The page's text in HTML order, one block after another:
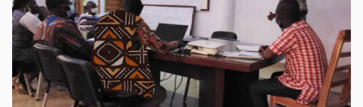
DOCUMENTS
HISTOIRES
EN